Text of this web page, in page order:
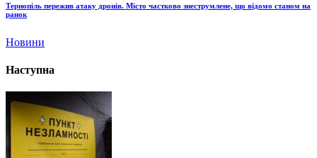
Тернопіль пережив атаку дронів. Місто частково знеструмлене, що відомо станом на
ранок
Новини
Наступна